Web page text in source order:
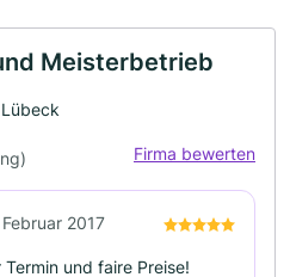
Meisterbetrieb
Firma bewerten
Februar 2017
und faire Preise!